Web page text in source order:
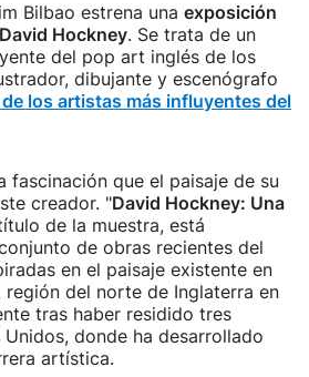
Bilbao estrena una exposición
Hockney. Se trata de un
del pop art inglés de los
dibujante y escenógrafo
los artistas más influyentes del
fascinación que el paisaje de su
creador. "David Hockney: Una
de la muestra, está
de obras recientes del
en el paisaje existente en
región del norte de Inglaterra en
tras haber residido tres
donde ha desarrollado
artística.